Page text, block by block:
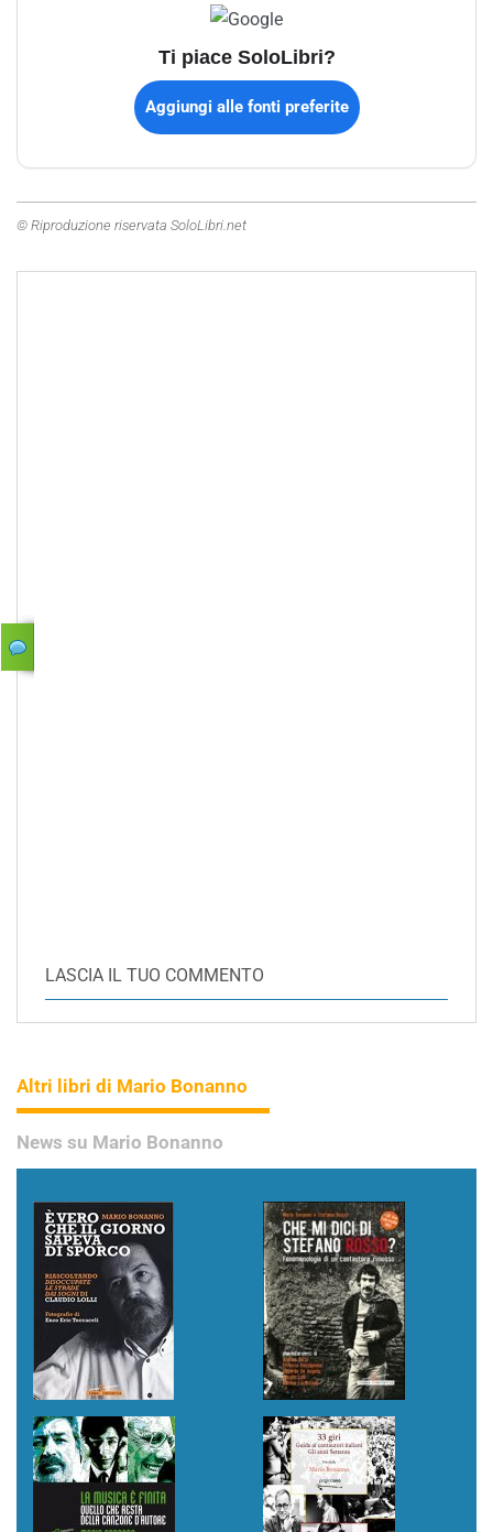
Ti piace SoloLibri?
Aggiungi alle fonti preferite
© Riproduzione riservata SoloLibri.net
LASCIA IL TUO COMMENTO
Altri libri di Mario Bonanno
News su Mario Bonanno